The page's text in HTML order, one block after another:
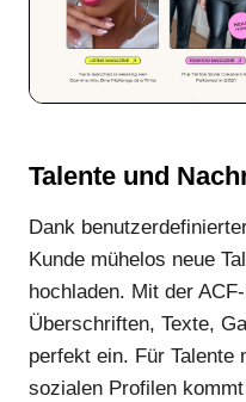
Talente und
Dank
Kunde mühelos neue
hochladen. Mit der
Überschriften, Texte,
perfekt ein. Für Talente
sozialen Profilen